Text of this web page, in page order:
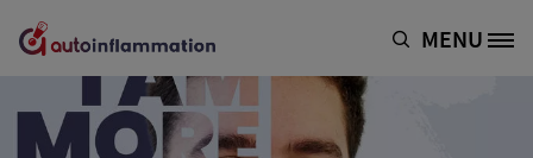
Site Logo MENU